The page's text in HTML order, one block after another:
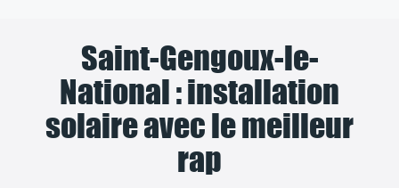
Saint-Gengoux-le-
National : installation
solaire avec le meilleur
rap